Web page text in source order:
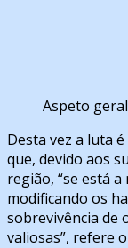
Aspeto
Desta vez a luta
que, devido aos
região, “se está
modificando os
sobrevivência de
valiosas”, refere